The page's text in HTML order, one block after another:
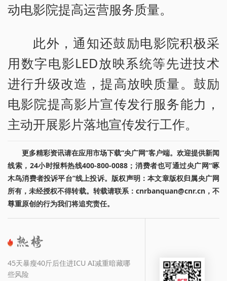
动电影院提高运营服务质量。
此外，通知还鼓励电影院积极采
用数字电影LED放映系统等先进技术
进行升级改造，提高放映质量。鼓励
电影院提高影片宣传发行服务能力，
主动开展影片落地宣传发行工作。
更多精彩资讯请在应用市场下载“央广网”客户端。欢迎提供新闻
线索，24小时报料热线400-800-0088；消费者也可通过央广网“啄
木鸟消费者投诉平台”线上投诉。版权声明：本文章版权归属央广网
所有，未经授权不得转载。转载请联系：cnrbanquan@cnr.cn，不
尊重原创的行为我们将追究责任。
45天暴瘦40斤后住进ICU AI减重暗藏哪
些风险